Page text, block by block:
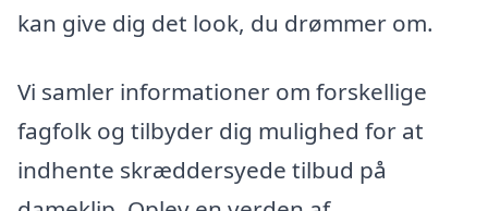
kan give dig det look, du drømmer om.
Vi samler informationer om forskellige
fagfolk og tilbyder dig mulighed for at
indhente skræddersyede tilbud på